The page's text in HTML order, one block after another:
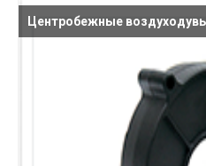
Центробежные